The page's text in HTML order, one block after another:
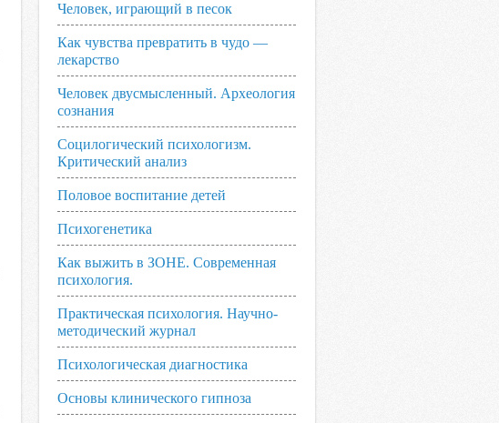
Человек, играющий в песок
Как чувства превратить в чудо —
лекарство
Человек двусмысленный. Археология
сознания
Социлогический психологизм.
Критический анализ
Половое воспитание детей
Психогенетика
Как выжить в ЗОНЕ. Современная
психология.
Практическая психология. Научно-
методический журнал
Психологическая диагностика
Основы клинического гипноза